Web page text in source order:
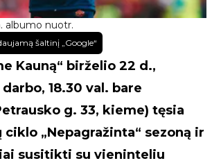
albumo nuotr.
šaltinį „Google“
Kauną“ birželio 22 d.,
18.30 val. bare
g. 33, kieme) tęsia
„Nepagražinta“ sezoną ir
susitikti su vieninteliu